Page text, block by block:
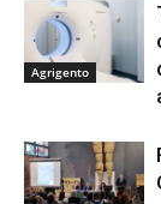
Agrigento